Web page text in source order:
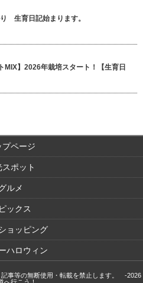
生育日記始まります。
MIX】2026年栽培スタート！【生育日
プページ
スポット
ルメ
ックス
ョッピング
ハロウィン
事等の無断使用・転載を禁止します。 -2026